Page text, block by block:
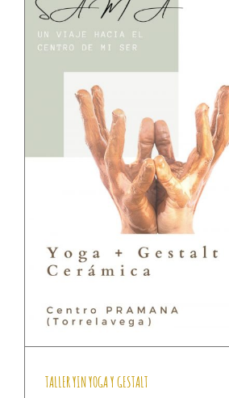
TALLER YIN YOGA Y GESTALT